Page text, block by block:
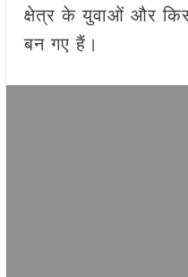
क्षेत्र के युवाओं और
बन गए हैं।